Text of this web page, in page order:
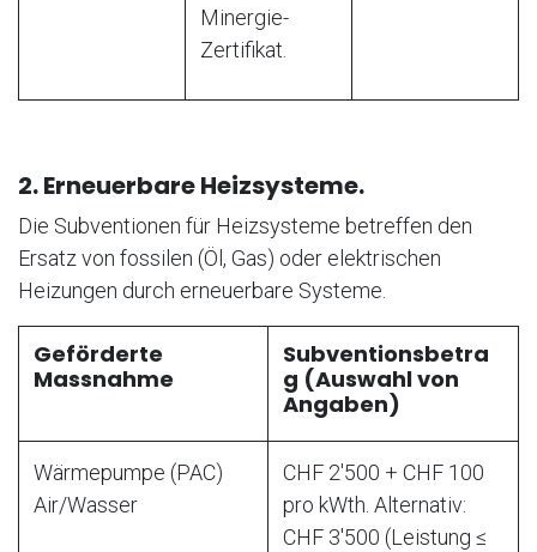
Minergie-
Zertifikat.
2. Erneuerbare Heizsysteme.
Die Subventionen für Heizsysteme betreffen den
Ersatz von fossilen (Öl, Gas) oder elektrischen
Heizungen durch erneuerbare Systeme.
Geförderte
Massnahme
Subventionsbetra
g (Auswahl von
Angaben)
Wärmepumpe (PAC)
Air/Wasser
CHF 2'500 + CHF 100
pro kWth. Alternativ:
CHF 3'500 (Leistung ≤